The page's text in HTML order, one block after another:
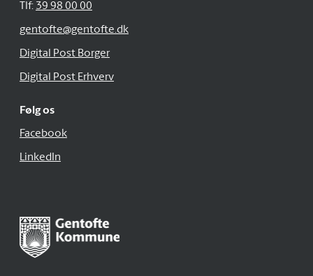
Tlf: 39 98 00 00
gentofte@gentofte.dk
Digital Post Borger
Digital Post Erhverv
Følg os
Facebook
LinkedIn